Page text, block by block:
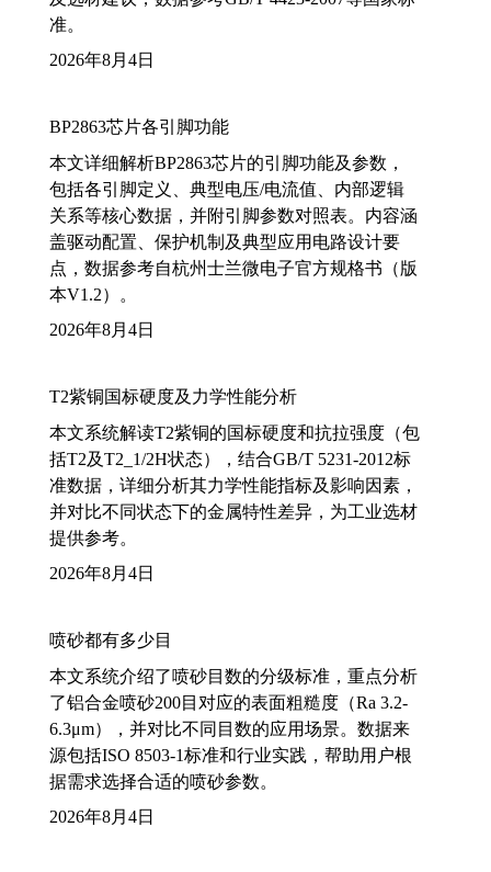
准。
2026年8月4日
BP2863芯片各引脚功能
本文详细解析BP2863芯片的引脚功能及参数，
包括各引脚定义、典型电压/电流值、内部逻辑
关系等核心数据，并附引脚参数对照表。内容涵
盖驱动配置、保护机制及典型应用电路设计要
点，数据参考自杭州士兰微电子官方规格书（版
本V1.2）。
2026年8月4日
T2紫铜国标硬度及力学性能分析
本文系统解读T2紫铜的国标硬度和抗拉强度（包
括T2及T2_1/2H状态），结合GB/T 5231-2012标
准数据，详细分析其力学性能指标及影响因素，
并对比不同状态下的金属特性差异，为工业选材
提供参考。
2026年8月4日
喷砂都有多少目
本文系统介绍了喷砂目数的分级标准，重点分析
了铝合金喷砂200目对应的表面粗糙度（Ra 3.2-
6.3μm），并对比不同目数的应用场景。数据来
源包括ISO 8503-1标准和行业实践，帮助用户根
据需求选择合适的喷砂参数。
2026年8月4日